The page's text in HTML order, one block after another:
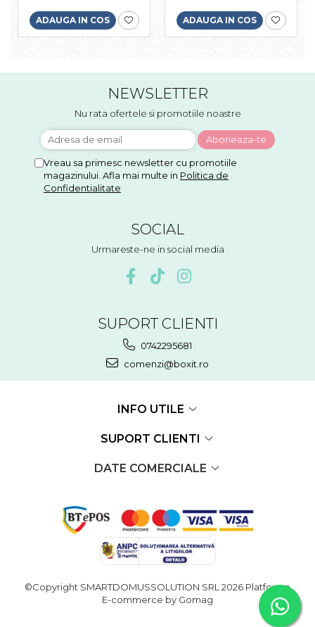
ADAUGA IN COS ADAUGA IN COS
NEWSLETTER
Nu rata ofertele si promotiile noastre
Vreau sa primesc newsletter cu promotiile
magazinului. Afla mai multe in Politica de
Confidentialitate
SOCIAL
Urmareste-ne in social media
SUPORT CLIENTI
0742295681
comenzi@boxit.ro
INFO UTILE
SUPORT CLIENTI
DATE COMERCIALE
©Copyright SMARTDOMUSSOLUTION SRL 2026 Platforma
E-commerce by Gomag